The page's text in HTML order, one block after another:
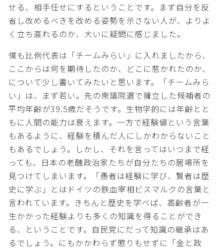
せる、相手任せにするということです。まず自分を反
省し改めるべきを改める姿勢を示さない人が、よりよ
く立ち直れるのか、大いに疑問に感じました。
僕も比例代表は「チームみらい」に入れましたから、
ここからは何を期待したのか、どこに惹かれたのか、
について少し書いてみたいと思います。「チームみら
い」は、まず若い。先の衆議院選で擁立した候補者の
平均年齢が39.5歳だそうです。生物学的には年齢とと
もに人間の能力は衰えます。一方で経験値という言葉
もあるように、経験を積んだ人にしかわからないこと
もあるでしょう。しかし、それを言ってはいつまで経
っても、日本の老醜政治家たちが自分たちの居場所を
見つけてしまいます。「愚者は経験に学び、賢者は歴
史に学ぶ」とはドイツの鉄血宰相ビスマルクの言葉と
言われています。きちんと歴史を学べば、高齢者が一
生かかった経験よりも多くの知識を得ることができ
る、ということです。自民党にだって知識の継承はあ
るでしょう。にもかかわらず懲りもせずに「金と政